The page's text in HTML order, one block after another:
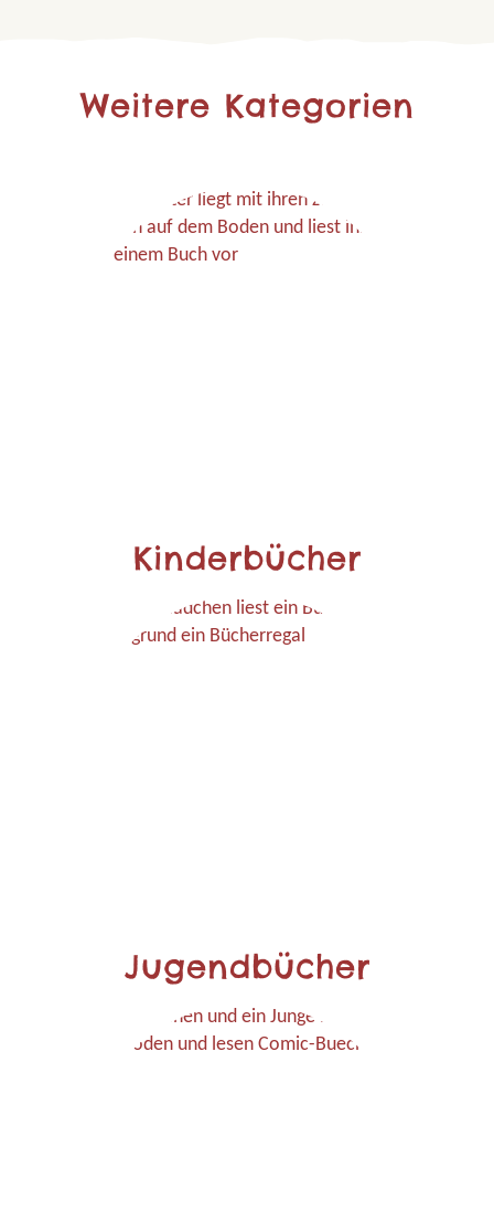
Weitere Kategorien
Kinderbücher
Jugendbücher